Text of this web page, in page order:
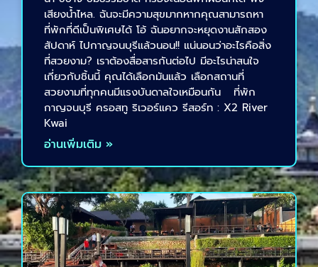
เสียงน้ำไหล. ฉันจะมีความสุขมากหากคุณสามารถหา
ที่พักที่ดีเป็นพิเศษได้ โอ้ ฉันอยากจะหยุดงานสักสอง
สัปดาห์ ไปกาญจนบุรีแล้วนอน!! แน่นอนว่าอะไรคือสิ่ง
ที่สวยงาม? เราต้องสื่อสารกันต่อไป มีอะไรน่าสนใจ
เกี่ยวกับชิ้นนี้ คุณได้เลือกมันแล้ว เลือกสถานที่
สวยงามที่ทุกคนมีแรงบันดาลใจเหมือนกัน ที่พัก
กาญจนบุรี ครอสทู ริเวอร์แคว รีสอร์ท : X2 River
Kwai
อ่านเพิ่มเติม »